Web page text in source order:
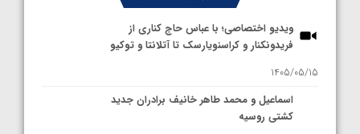
ویدیو اختصاصی؛ با عباس حاج کناری از
فریدونکنار و کراسنویارسک تا آتلانتا و توکیو
1405/05/15
اسماعیل و محمد طاهر خانیف برادران جدید
کشتی روسیه